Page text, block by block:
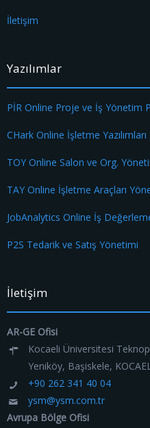
İletişim
Yazılımlar
PİR Online Proje ve İş Yönetim
CHark Online İşletme Yazılımları
TOY Online Salon ve Org.
TAY Online İşletme Araçları
JobAnalytics Online İş
P2S Tedarik ve Satış Yönetimi
İletişim
AR-GE Ofisi
Kocaeli Üniversitesi
Yeniköy, Başiskele,
+90 262 341 40 04
ysm@ysm.com.tr
Avrupa Bölge Ofisi